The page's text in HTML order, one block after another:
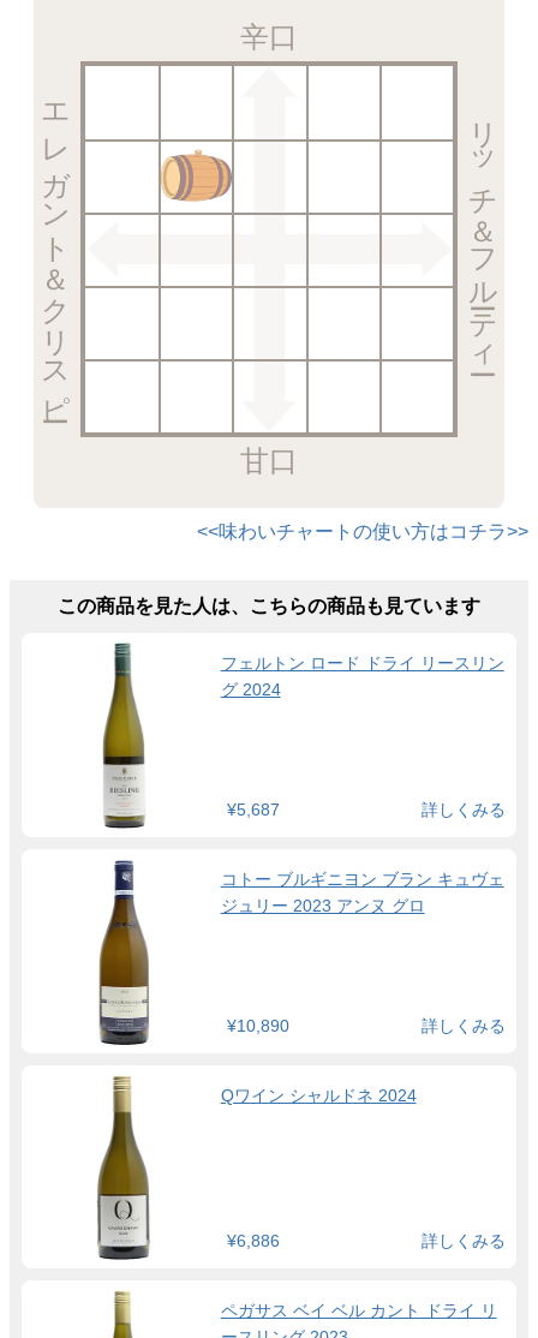
辛口
リッチ＆フルーティー
甘口
エレガント＆クリスピー
<<味わいチャートの使い方はコチラ>>
この商品を見た人は、こちらの商品も見ています
フェルトン ロード ドライ リースリン
グ 2024
¥5,687 詳しくみる
コトー ブルギニヨン ブラン キュヴェ
ジュリー 2023 アンヌ グロ
¥10,890 詳しくみる
Qワイン シャルドネ 2024
¥6,886 詳しくみる
ペガサス ベイ ベル カント ドライ リ